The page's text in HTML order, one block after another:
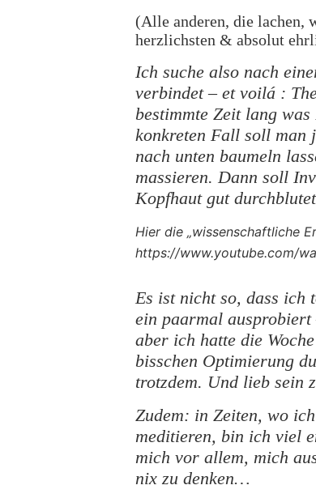
(Alle anderen, die lachen,
herzlichsten & absolut
Ich suche also nach
verbindet – et voilá :
bestimmte Zeit lang
konkreten Fall soll man
nach unten baumeln
massieren. Dann soll
Kopfhaut gut
Hier die „wissenschaftliche
https://www.youtube.com/
Es ist nicht so, dass ich
ein paarmal ausprobiert
aber ich hatte die
bisschen Optimierung
trotzdem. Und lieb sein
Zudem: in Zeiten, wo
meditieren, bin ich viel
mich vor allem, mich
nix zu denken…